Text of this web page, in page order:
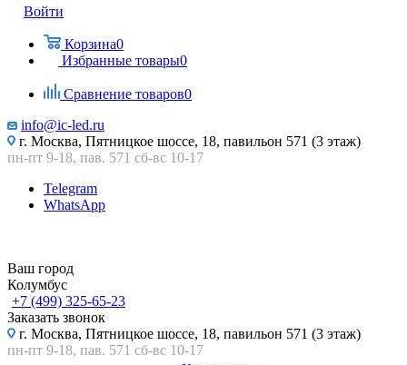
Войти
Корзина0
Избранные товары0
Сравнение товаров0
info@ic-led.ru
г. Москва, Пятницкое шоссе, 18, павильон 571 (3 этаж)
пн-пт 9-18, пав. 571 сб-вс 10-17
Telegram
WhatsApp
Ваш город
Колумбус
+7 (499) 325-65-23
Заказать звонок
г. Москва, Пятницкое шоссе, 18, павильон 571 (3 этаж)
пн-пт 9-18, пав. 571 сб-вс 10-17